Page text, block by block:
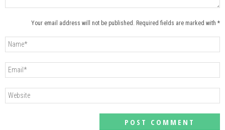
Your email address will not be published. Required fields are marked with *